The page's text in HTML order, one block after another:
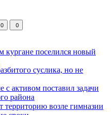
0 0
кургане поселился новый
суслика, но не
с активом поставил задачи
района
территорию возле гимназии